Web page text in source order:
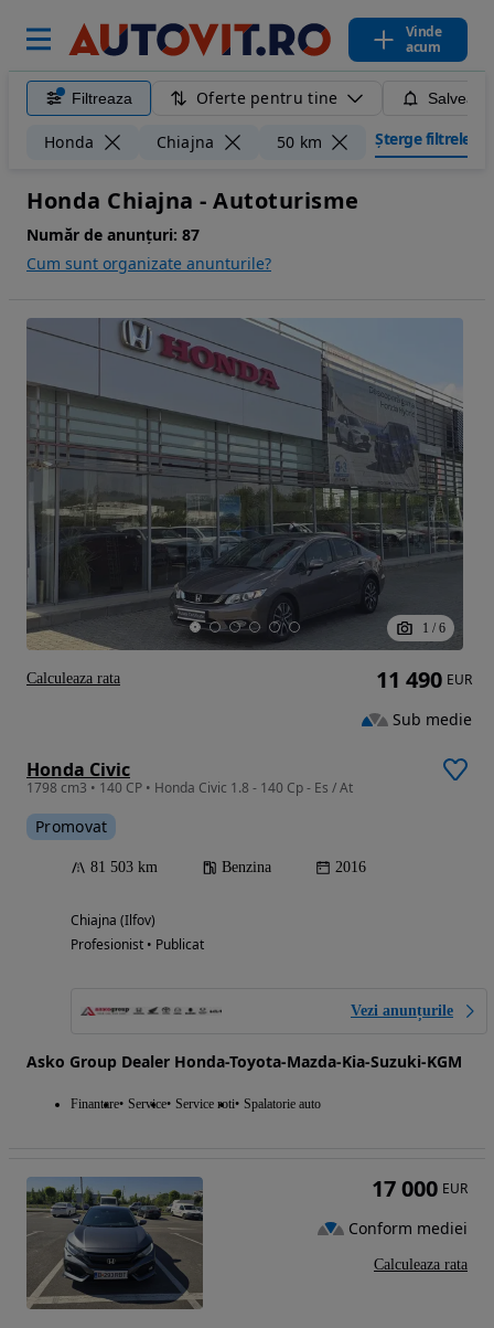
Vinde
acum
Filtreaza Oferte pentru tine
Honda Chiajna 50 km Șterge filtrele
Honda Chiajna - Autoturisme
Număr de anunțuri: 87
Cum sunt organizate anunturile?
1 / 6
Honda Civic
1798 cm3 • 140 CP • Honda Civic 1.8 - 140 Cp - Es / At
Promovat
81 503 km Benzina 2016
Chiajna (Ilfov)
Profesionist • Publicat
Vezi anunțurile
Asko Group Dealer Honda-Toyota-Mazda-Kia-Suzuki-KGM
Finantare Service Service roti Spalatorie auto
11 490 EUR
Sub medie
Calculeaza rata
17 000 EUR
Conform mediei
Calculeaza rata